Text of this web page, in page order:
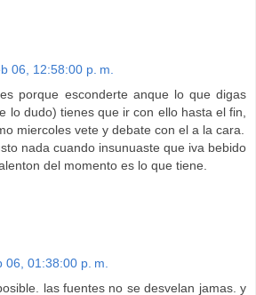
06, 12:58:00 p. m.
porque esconderte anque lo que digas
lo dudo) tienes que ir con ello hasta el fin,
miercoles vete y debate con el a la cara.
nada cuando insunuaste que iva bebido
del momento es lo que tiene.
06, 01:38:00 p. m.
las fuentes no se desvelan jamas. y